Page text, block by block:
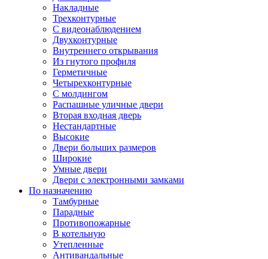
Накладные
Трехконтурные
С видеонаблюдением
Двухконтурные
Внутреннего открывания
Из гнутого профиля
Герметичные
Четырехконтурные
С молдингом
Распашные уличные двери
Вторая входная дверь
Нестандартные
Высокие
Двери больших размеров
Широкие
Умные двери
Двери с электронными замками
По назначению
Тамбурные
Парадные
Противопожарные
В котельную
Утепленные
Антивандальные